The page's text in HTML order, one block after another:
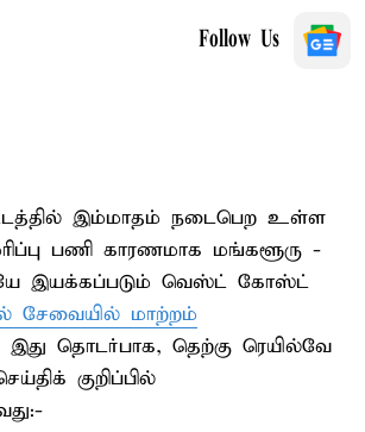
Follow Us
இம்மாதம் நடைபெற உள்ள
பணி காரணமாக மங்களூரு -
இயக்கப்படும் வெஸ்ட் கோஸ்ட்
சேவையில் மாற்றம்
இது தொடர்பாக, தெற்கு ரெயில்வே
குறிப்பில்